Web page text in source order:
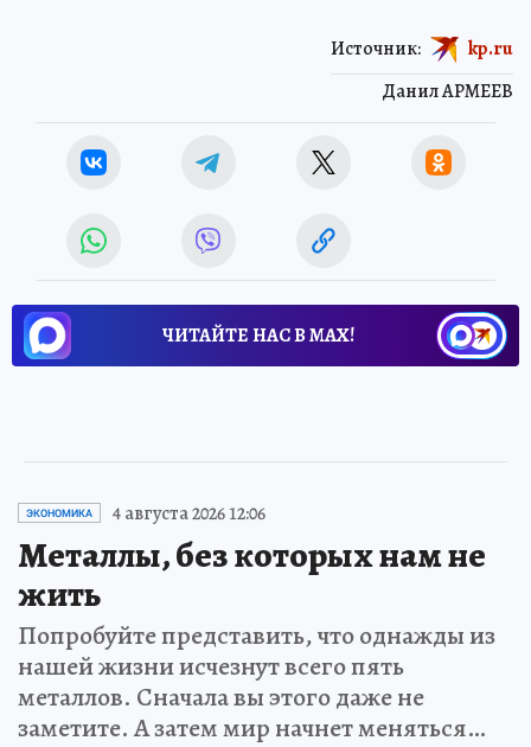
Данил АРМЕЕВ
Источник: kp.ru
ЧИТАЙТЕ НАС В МАХ!
ЭКОНОМИКА 4 августа 2026 12:06
Металлы, без которых нам не
жить
Попробуйте представить, что однажды из
нашей жизни исчезнут всего пять
металлов. Сначала вы этого даже не
заметите. А затем мир начнет меняться…